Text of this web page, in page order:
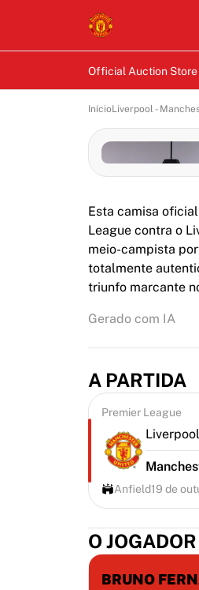
Official Auction Store
InícioLiverpool -
Esta camisa
League contra o
meio-campista
totalmente
triunfo marcante
Gerado com IA
A PARTIDA
Premier League
Liverpool
Anfield19 de
O JOGADOR
BRUNO